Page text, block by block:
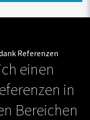
Referenzen
einen
in
Bereichen